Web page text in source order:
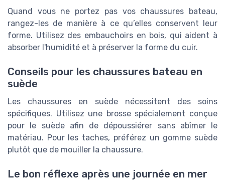
Quand vous ne portez pas vos chaussures bateau,
rangez-les de manière à ce qu’elles conservent leur
forme. Utilisez des embauchoirs en bois, qui aident à
absorber l'humidité et à préserver la forme du cuir.
Conseils pour les chaussures bateau en
suède
Les chaussures en suède nécessitent des soins
spécifiques. Utilisez une brosse spécialement conçue
pour le suède afin de dépoussiérer sans abîmer le
matériau. Pour les taches, préférez un gomme suède
plutôt que de mouiller la chaussure.
Le bon réflexe après une journée en mer